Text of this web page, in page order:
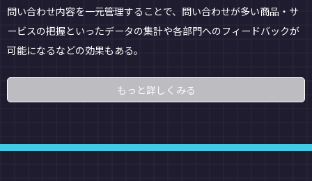
問い合わせ内容を一元管理することで、問い合わせが多い商品・サ
ービスの把握といったデータの集計や各部門へのフィードバックが
可能になるなどの効果もある。
もっと詳しくみる